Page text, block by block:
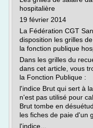
hospitalière
19 février 2014
La Fédération CGT
disposition les grilles
la fonction publique
Dans les grilles du
dans cet article, vous
la Fonction Publique :
l'indice Brut qui sert à
n'est pas utilisé pour
Brut tombe en
les fiches de paie d'un
l'indice...